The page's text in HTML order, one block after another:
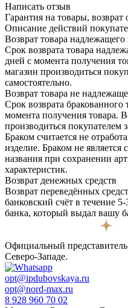
Написать отзыв
Гарантия на товары, возврат
Описание действий
Возврат товара надлежащего
Срок возврата товара
дней с момента получения
магазин производиться
самостоятельно.
Возврат товара не
Срок возврата бракованного
момента получения товара.
производиться покупателем
Браком считается не
изделие. Браком не является
названия при сохранении
характеристик.
Возврат денежных средств
Возврат переведённых
банковский счёт в течение
банка, который выдал вашу
Официальный
Северо-Западе.
opt@ipdubovskaya.ru
opt@nord-max.ru
8 928 960 70 02